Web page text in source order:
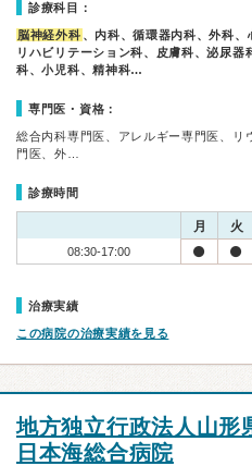
診療科目：
脳神経外科 、内科、循環器内科、外科、
リハビリテーション科、皮膚科、泌尿器
科、小児科、精神科…
専門医・資格：
総合内科専門医、アレルギー専門医、リ
門医、外…
診療時間
月 火
08:30-17:00
治療実績
この病院の治療実績を見る
地方独立行政法人山形
日本海総合病院